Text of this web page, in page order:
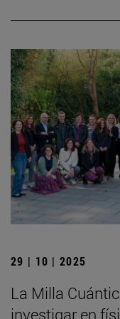
29 | 10 | 2025
La Milla
investigar en